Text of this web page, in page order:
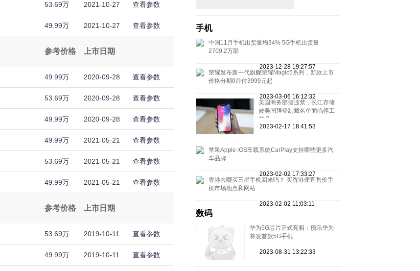
53.69万 2021-10-27 查看参数
49.99万 2021-10-27 查看参数
参考价格 上市日期
49.99万 2020-09-28 查看参数
53.69万 2020-09-28 查看参数
49.99万 2020-09-28 查看参数
49.99万 2021-05-21 查看参数
53.69万 2021-05-21 查看参数
49.99万 2021-05-21 查看参数
参考价格 上市日期
53.69万 2019-10-11 查看参数
49.99万 2019-10-11 查看参数
手机
中国11月手机出货量增34% 5G手机出货量
2709.2万部
2023-12-28 19:27:57
荣耀发布新一代旗舰荣耀Magic5系列，新款上市
价格分期0首付3999元起
2023-03-06 16:12:32
美国商务部指违禁，长江存储
被美国拜登制裁名单面临停工
裁员
2023-02-17 18:41:53
苹果Apple iOS车载系统CarPlay支持哪些更多汽
车品牌
2023-02-02 17:33:27
香港去哪买三星手机回来吗？ 买香港便宜售价手
机市场地点和网站
2023-02-02 11:03:11
数码
华为5G芯片正式亮相：预示华为
将发首款5G手机
2023-08-31 13:22:33